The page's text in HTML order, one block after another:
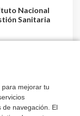
mejorar tu
de navegación. El
Nacional
Sanitaria